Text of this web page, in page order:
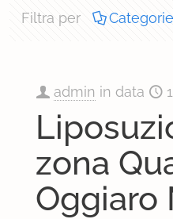
Filtra per Categorie
admin in data
zona
Oggiaro